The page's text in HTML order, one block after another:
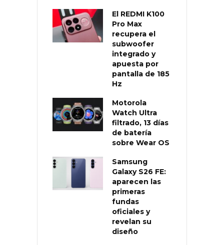
El REDMI K100
Pro Max
recupera el
subwoofer
integrado y
apuesta por
pantalla de 185
Hz
Motorola
Watch Ultra
filtrado, 13 días
de batería
sobre Wear OS
Samsung
Galaxy S26 FE:
aparecen las
primeras
fundas
oficiales y
revelan su
diseño